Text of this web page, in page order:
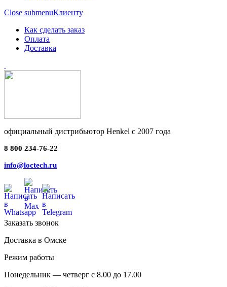
Close submenuКлиенту
Как сделать заказ
Оплата
Доставка
официальный дистрибьютор Henkel с 2007 года
8 800 234-76-22
info@loctech.ru
Заказать звонок
Доставка в Омске
Режим работы
Понедельник — четверг с 8.00 до 17.00